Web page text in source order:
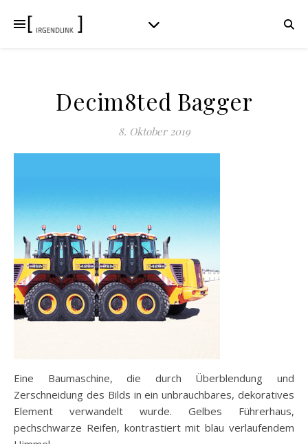
Decim8ted Bagger
8. Oktober 2019
Eine Baumaschine, die durch Überblendung und
Zerschneidung des Bilds in ein unbrauchbares, dekoratives
Element verwandelt wurde. Gelbes Führerhaus,
pechschwarze Reifen, kontrastiert mit blau verlaufendem